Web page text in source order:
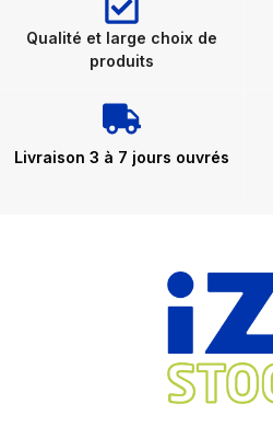
Qualité et large choix de
produits
Livraison 3 à 7 jours ouvrés